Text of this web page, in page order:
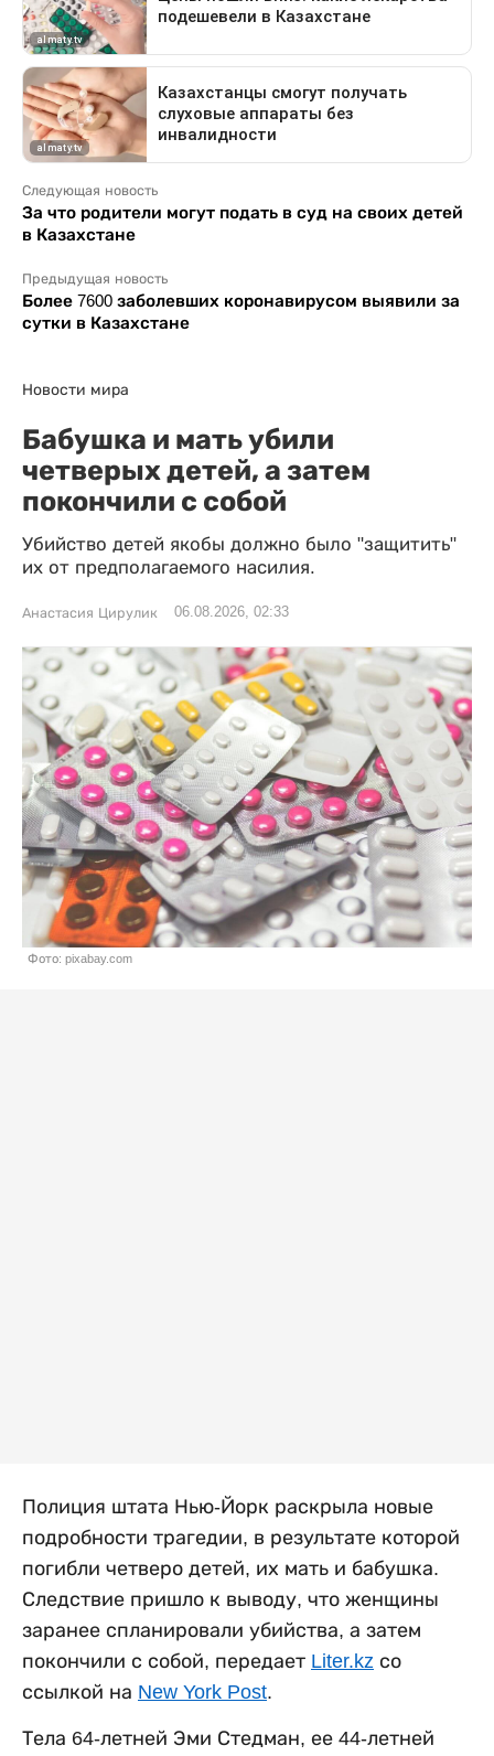
Следующая новость
За что родители могут подать в суд на своих детей
в Казахстане
Предыдущая новость
Более 7600 заболевших коронавирусом выявили за
сутки в Казахстане
Новости мира
Бабушка и мать убили
четверых детей, а затем
покончили с собой
Убийство детей якобы должно было "защитить"
их от предполагаемого насилия.
Анастасия Цирулик 06.08.2026, 02:33
Фото: pixabay.com
Полиция штата Нью-Йорк раскрыла новые
подробности трагедии, в результате которой
погибли четверо детей, их мать и бабушка.
Следствие пришло к выводу, что женщины
заранее спланировали убийства, а затем
покончили с собой, передает Liter.kz со
ссылкой на New York Post.
Тела 64-летней Эми Стедман, ее 44-летней